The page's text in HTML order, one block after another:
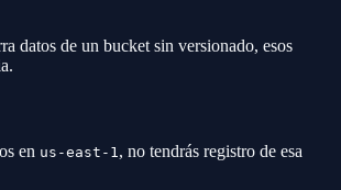
datos de un bucket sin versionado, esos
en us-east-1 , no tendrás registro de esa